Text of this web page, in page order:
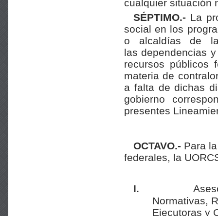
cualquier situación
SÉPTIMO.- La
social en los
o alcaldías de
las dependencias
recursos públicos
materia de
a falta de dichas
gobierno
presentes
OCTAVO.- Para
federales, la
I.
Normativas,
Ejecutoras y